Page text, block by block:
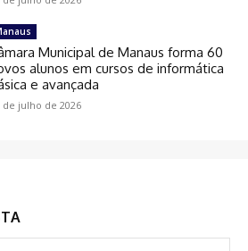
Municipal de Manaus forma 60
alunos em cursos de informática
e avançada
de julho de 2026